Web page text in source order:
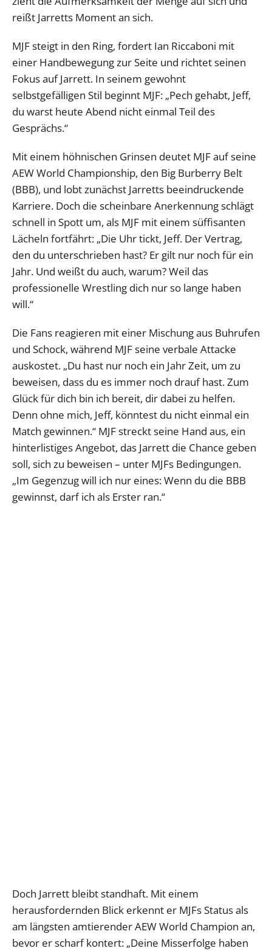
reißt Jarretts Moment an sich.
MJF steigt in den Ring, fordert Ian Riccaboni mit
einer Handbewegung zur Seite und richtet seinen
Fokus auf Jarrett. In seinem gewohnt
selbstgefälligen Stil beginnt MJF: „Pech gehabt, Jeff,
du warst heute Abend nicht einmal Teil des
Gesprächs.“
Mit einem höhnischen Grinsen deutet MJF auf seine
AEW World Championship, den Big Burberry Belt
(BBB), und lobt zunächst Jarretts beeindruckende
Karriere. Doch die scheinbare Anerkennung schlägt
schnell in Spott um, als MJF mit einem süffisanten
Lächeln fortfährt: „Die Uhr tickt, Jeff. Der Vertrag,
den du unterschrieben hast? Er gilt nur noch für ein
Jahr. Und weißt du auch, warum? Weil das
professionelle Wrestling dich nur so lange haben
will.“
Die Fans reagieren mit einer Mischung aus Buhrufen
und Schock, während MJF seine verbale Attacke
auskostet. „Du hast nur noch ein Jahr Zeit, um zu
beweisen, dass du es immer noch drauf hast. Zum
Glück für dich bin ich bereit, dir dabei zu helfen.
Denn ohne mich, Jeff, könntest du nicht einmal ein
Match gewinnen.“ MJF streckt seine Hand aus, ein
hinterlistiges Angebot, das Jarrett die Chance geben
soll, sich zu beweisen – unter MJFs Bedingungen.
„Im Gegenzug will ich nur eines: Wenn du die BBB
gewinnst, darf ich als Erster ran.“
Doch Jarrett bleibt standhaft. Mit einem
herausfordernden Blick erkennt er MJFs Status als
am längsten amtierender AEW World Champion an,
bevor er scharf kontert: „Deine Misserfolge haben